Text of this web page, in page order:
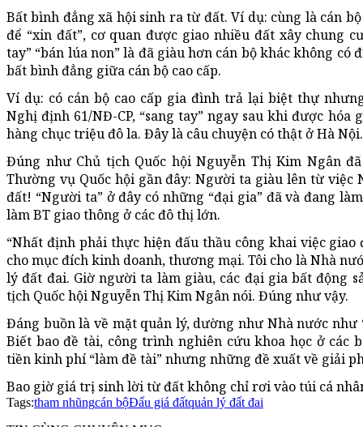
Bất bình đẳng xã hội sinh ra từ đất. Ví dụ: cùng là cán
để “xin đất”, cơ quan được giao nhiều đất xây chung
tay” “bán lúa non” là đã giàu hơn cán bộ khác không có
bất bình đẳng giữa cán bộ cao cấp.
Ví dụ: có cán bộ cao cấp gia đình trả lại biệt thự
Nghị định 61/NĐ-CP, “sang tay” ngay sau khi được hóa
hàng chục triệu đô la. Đây là câu chuyện có thật ở Hà Nội.
Đúng như Chủ tịch Quốc hội Nguyễn Thị Kim Ngân
Thường vụ Quốc hội gần đây: Người ta giàu lên từ
đất! “Người ta” ở đây có những “đại gia” đã và đang
làm BT giao thông ở các đô thị lớn.
“Nhất định phải thực hiện đấu thầu công khai việc
cho mục đích kinh doanh, thương mại. Tôi cho là Nhà
lý đất đai. Giờ người ta làm giàu, các đại gia bất động
tịch Quốc hội Nguyễn Thị Kim Ngân nói. Đúng như vậy.
Đáng buồn là về mặt quản lý, dường như Nhà nước như
Biết bao đề tài, công trình nghiên cứu khoa học ở các
tiền kinh phí “làm đề tài” nhưng những đề xuất về giải
Bao giờ giá trị sinh lời từ đất không chỉ rơi vào túi cá
Tags:tham nhũngcán bộĐấu giá đấtquản lý đất đai